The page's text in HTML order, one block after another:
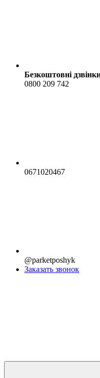
Безкоштовні
0800 209 742
0671020467
@parketposhyk
Заказать звонок